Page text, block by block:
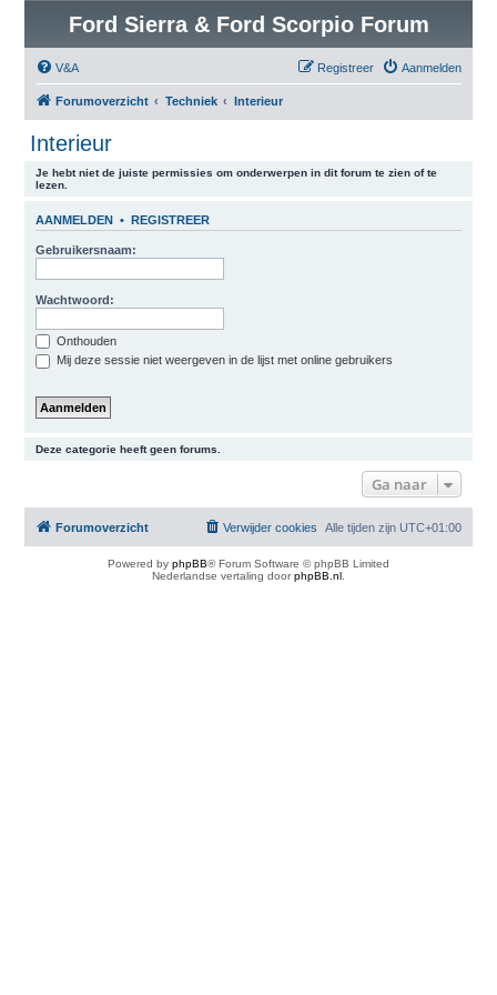
Ford Sierra & Ford Scorpio Forum
V&A Aanmelden
Registreer
Forumoverzicht Techniek Interieur
Interieur
Je hebt niet de juiste permissies om onderwerpen in dit forum te zien of te
lezen.
AANMELDEN • REGISTREER
Gebruikersnaam:
Wachtwoord:
Onthouden
Mij deze sessie niet weergeven in de lijst met online gebruikers
Deze categorie heeft geen forums.
Ga naar
Forumoverzicht Alle tijden zijn UTC+01:00
Verwijder cookies
Powered by phpBB® Forum Software © phpBB Limited
Nederlandse vertaling doorphpBB.nl